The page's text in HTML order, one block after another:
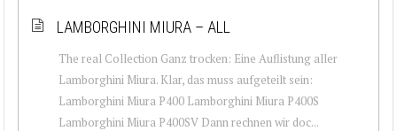
LAMBORGHINI MIURA – ALL
The real Collection Ganz trocken: Eine Auflistung aller
Lamborghini Miura. Klar, das muss aufgeteilt sein:
Lamborghini Miura P400 Lamborghini Miura P400S
Lamborghini Miura P400SV Dann rechnen wir doc...